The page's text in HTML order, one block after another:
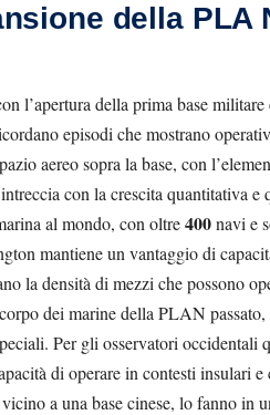
della PLA
l’apertura della prima base militare
episodi che mostrano
aereo sopra la base, con
con la crescita quantitativa e
al mondo, con oltre400navi e
mantiene un vantaggio di
la densità di mezzi che possono
dei marine della PLAN passato,
Per gli osservatori occidentali
di operare in contesti insulari
vicino a una base cinese, lo fanno in